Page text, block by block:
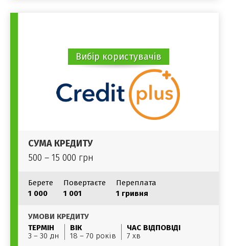
Вибір користувачів
СУМА КРЕДИТУ
500 – 15 000 грн
Берете
1 000
Повертаєте
1 001
Переплата
1 гривня
УМОВИ КРЕДИТУ
ТЕРМІН
3 – 30 дн
ВІК
18 – 70 років
ЧАС ВІДПОВІДІ
7 хв